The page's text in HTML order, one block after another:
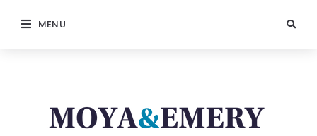
MENU